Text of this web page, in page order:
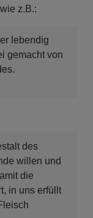
z.B.:
lebendig
gemacht von
des
willen und
die
in uns erfüllt